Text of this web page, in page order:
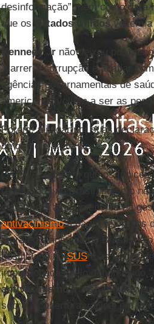
desinformação”, bem como
que os
Estados Unidosvoltem a
Kennedy Jrnão deixou por
“varrer a corrupção e acabar
agências governamentais de
americanos voltem a ser as
Porém, a julgar por suas
do que ele pretende.
Os EUA, país em que os
registrados no Brasil, mesmo
coberturas ainda menores na
antivacinismoa partir de órgãos
estratégia adotada no Brasil,
hostilidade aoSUSe às ações
impulsionadas pelo denominado
antivacinismotransformados
sobre a cobertura vacinal em